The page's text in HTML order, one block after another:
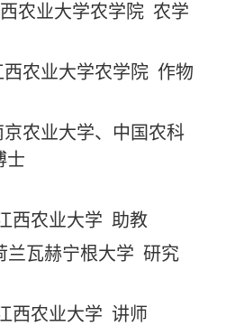
农业大学农学院 农学
西农业大学农学院 作物
京农业大学、中国农科
士
西农业大学 助教
兰瓦赫宁根大学 研究
西农业大学 讲师